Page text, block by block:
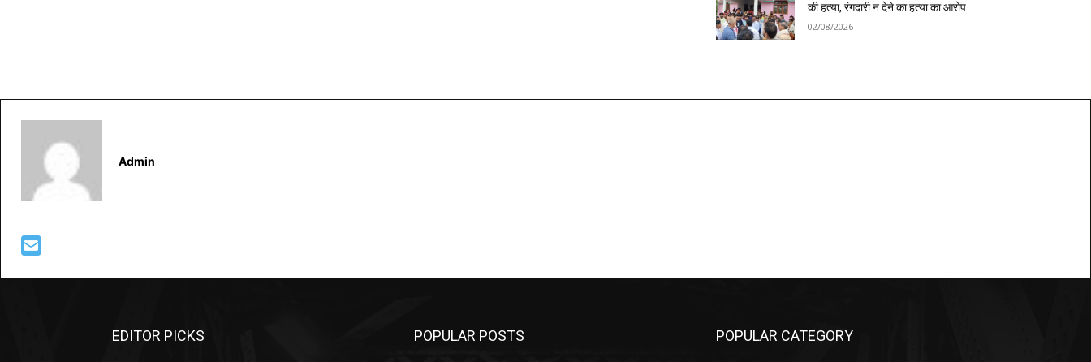
की हत्या, रंगदारी न देने का हत्या का आरोप
02/08/2026
Admin
EDITOR PICKS POPULAR POSTS POPULAR CATEGORY